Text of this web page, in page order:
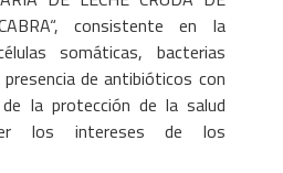
consistente en la
somáticas, bacterias
presencia de antibióticos con
la protección de la salud
los intereses de los